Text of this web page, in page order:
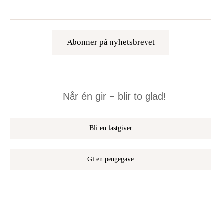
Abonner på nyhetsbrevet
Når én gir − blir to glad!
Bli en fastgiver
Gi en pengegave